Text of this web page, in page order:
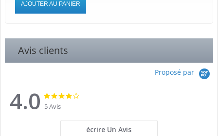
AJOUTER AU PANIER
Avis clients
Proposé par
4.0
4.0
star
rating
5 Avis
écrire Un Avis